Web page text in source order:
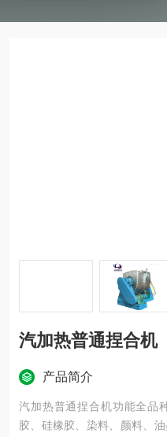
汽加热普通捏合机
产品简介
汽加热普通捏合机功能全品
胶、硅橡胶、染料、颜料、